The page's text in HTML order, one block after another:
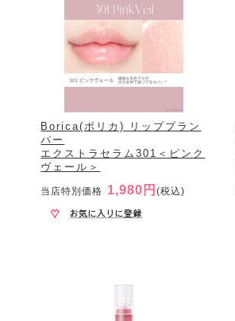
Borica(ボリカ) リッププラン
パー
エクストラセラム301＜ピンク
ヴェール＞
当店特別価格 1,980円(税込)